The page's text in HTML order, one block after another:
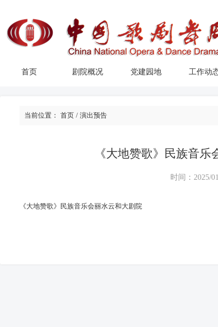
首页 剧院概况 党建园地 工作动
当前位置： 首页 / 演出预告
《大地赞歌》民族音
时间：2025/
《大地赞歌》民族音乐会丽水云和大剧院